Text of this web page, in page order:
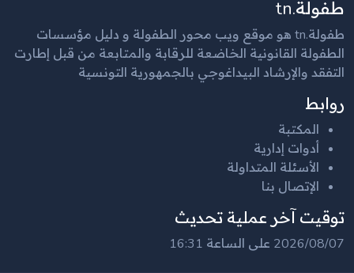
طفولة.tn
طفولة.tn هو موقع ويب محور الطفولة و دليل مؤسسات
الطفولة القانونية الخاضعة للرقابة والمتابعة من قبل إطارت
التفقد والإرشاد البيداغوجي بالجمهورية التونسية
روابط
المكتبة
أدوات إدارية
الأسئلة المتداولة
الإتصال بنا
توقيت آخر عملية تحديث
2026/08/07 على الساعة 16:31